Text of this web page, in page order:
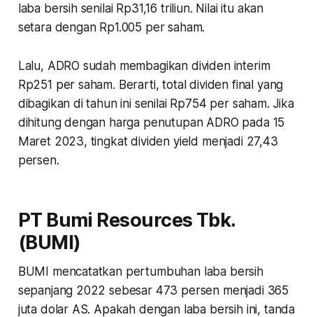
laba bersih senilai Rp31,16 triliun. Nilai itu akan
setara dengan Rp1.005 per saham.
Lalu, ADRO sudah membagikan dividen interim
Rp251 per saham. Berarti, total dividen final yang
dibagikan di tahun ini senilai Rp754 per saham. Jika
dihitung dengan harga penutupan ADRO pada 15
Maret 2023, tingkat dividen yield menjadi 27,43
persen.
PT Bumi Resources Tbk.
(BUMI)
BUMI mencatatkan pertumbuhan laba bersih
sepanjang 2022 sebesar 473 persen menjadi 365
juta dolar AS. Apakah dengan laba bersih ini, tanda